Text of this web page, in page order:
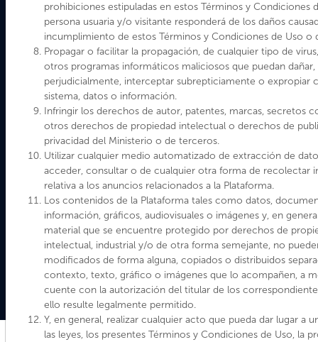
prohibiciones estipuladas en estos Términos y Condiciones
persona usuaria y/o visitante responderá de los daños
incumplimiento de estos Términos y Condiciones de Uso o
Propagar o facilitar la propagación, de cualquier tipo de
otros programas informáticos maliciosos que puedan
perjudicialmente, interceptar subrepticiamente o expropiar
sistema, datos o información.
Infringir los derechos de autor, patentes, marcas, secretos
otros derechos de propiedad intelectual o derechos de
privacidad del Ministerio o de terceros.
Utilizar cualquier medio automatizado de extracción de
acceder, consultar o de cualquier otra forma de recolectar
relativa a los anuncios relacionados a la Plataforma.
Los contenidos de la Plataforma tales como datos,
información, gráficos, audiovisuales o imágenes y, en
material que se encuentre protegido por derechos de
intelectual, industrial y/o de otra forma semejante, no
modificados de forma alguna, copiados o distribuidos
contexto, texto, gráfico o imágenes que lo acompañen, a
cuente con la autorización del titular de los
ello resulte legalmente permitido.
Y, en general, realizar cualquier acto que pueda dar lugar a
las leyes, los presentes Términos y Condiciones de Uso, la
Ministerio de las Culturas, las Artes y el Patrimonio
Gobierno de Chile
Dirección Valparaíso: Plaza Sotomayor 233. Teléfono: (32)
2326400
Dirección Santiago: Paseo Ahumada 48, Pisos 4, 5, 6, 7, 8 y 11.
Teléfonos: 226189000 - 226189001
Formulario de atención ciudadana Subsecretaría de las Culturas y
las Artes
Formulario de atención ciudadana Servicio Nacional del
Patrimonio Cultural
Política de Privacidad
Quiénes Somos
Términos y Condiciones
Programas y accesibilidad
Contacto